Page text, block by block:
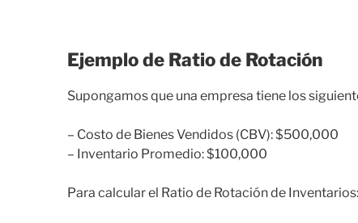
Ejemplo de Ratio de Rotación
Supongamos que una empresa tiene los
– Costo de Bienes Vendidos (CBV): $500,000
– Inventario Promedio: $100,000
Para calcular el Ratio de Rotación de Inventarios: